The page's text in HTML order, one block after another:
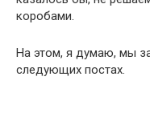
коробами.
На этом, я думаю, мы
следующих постах.